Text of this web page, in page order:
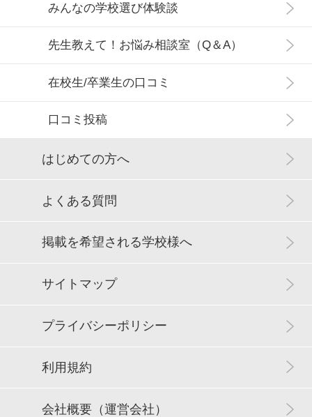
みんなの学校選び体験談
先生教えて！お悩み相談室（Q＆A）
在校生/卒業生の口コミ
口コミ投稿
はじめての方へ
よくある質問
掲載を希望される学校様へ
サイトマップ
プライバシーポリシー
利用規約
会社概要（運営会社）